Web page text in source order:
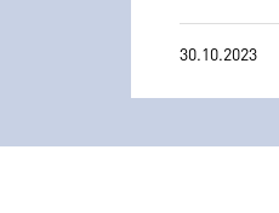
30.10.2023